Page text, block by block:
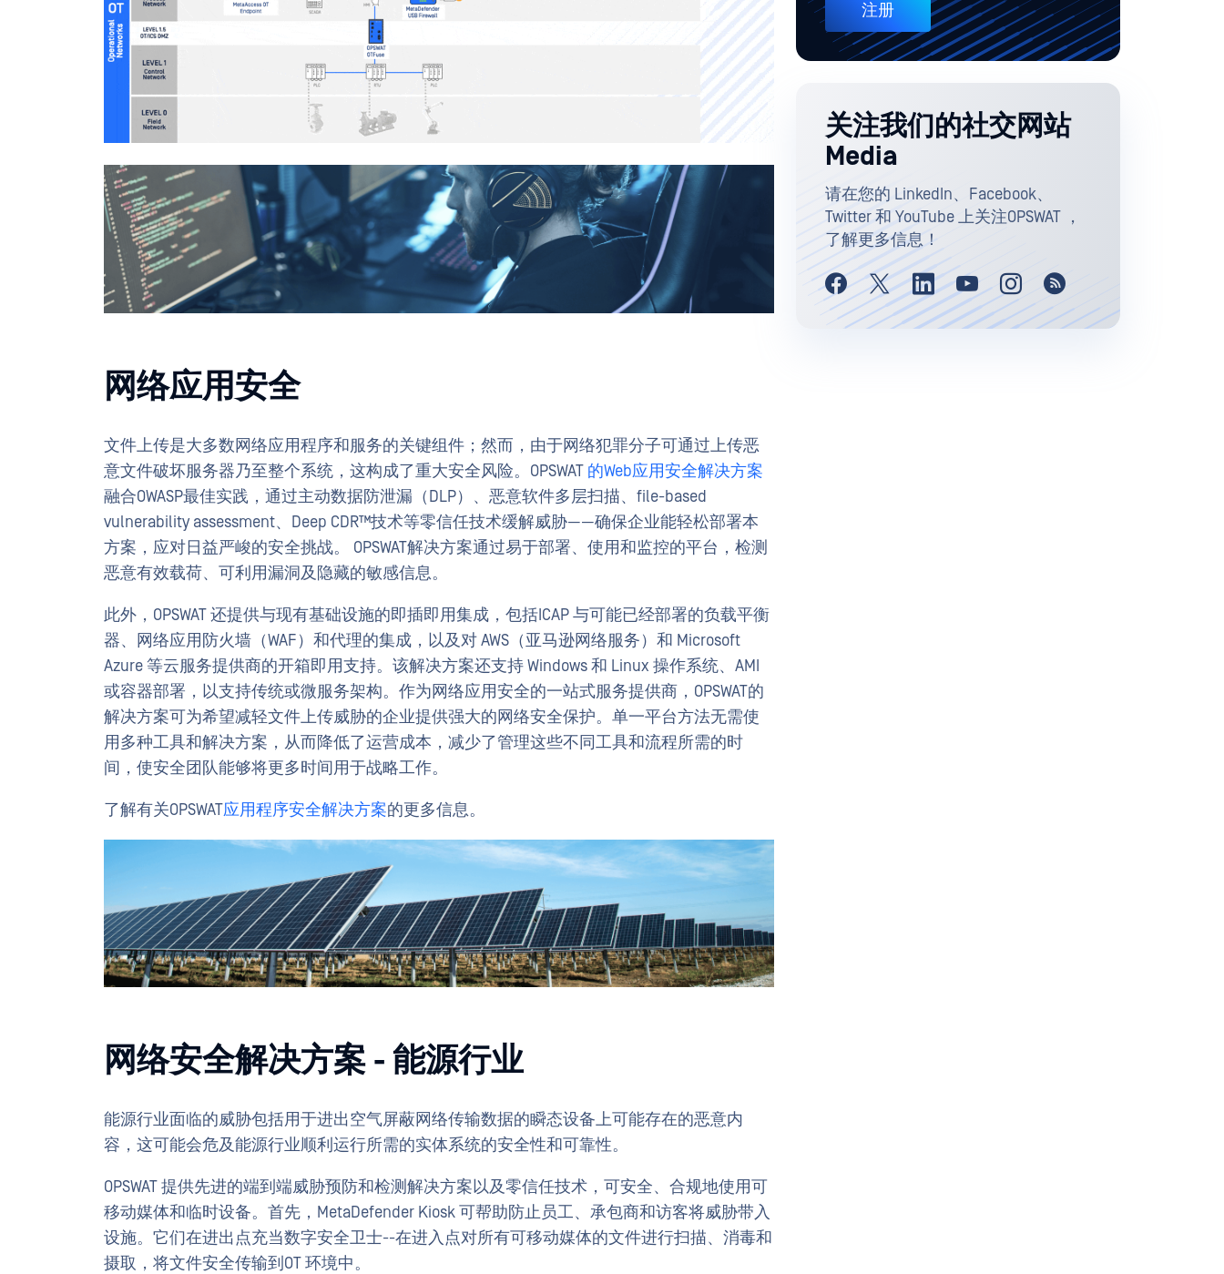
网络应用安全
文件上传是大多数网络应用程序和服务的关键组件；然而，由于网络犯罪分子可通过上传恶
意文件破坏服务器乃至整个系统，这构成了重大安全风险。OPSWAT 的Web应用安全解决方案
融合OWASP最佳实践，通过主动数据防泄漏（DLP）、恶意软件多层扫描、file-based
vulnerability assessment、Deep CDR™技术等零信任技术缓解威胁——确保企业能轻松部署本
方案，应对日益严峻的安全挑战。 OPSWAT解决方案通过易于部署、使用和监控的平台，检测
恶意有效载荷、可利用漏洞及隐藏的敏感信息。
此外，OPSWAT 还提供与现有基础设施的即插即用集成，包括ICAP 与可能已经部署的负载平衡
器、网络应用防火墙（WAF）和代理的集成，以及对 AWS（亚马逊网络服务）和 Microsoft
Azure 等云服务提供商的开箱即用支持。该解决方案还支持 Windows 和 Linux 操作系统、AMI
或容器部署，以支持传统或微服务架构。作为网络应用安全的一站式服务提供商，OPSWAT的
解决方案可为希望减轻文件上传威胁的企业提供强大的网络安全保护。单一平台方法无需使
用多种工具和解决方案，从而降低了运营成本，减少了管理这些不同工具和流程所需的时
间，使安全团队能够将更多时间用于战略工作。
了解有关OPSWAT应用程序安全解决方案的更多信息。
网络安全解决方案 - 能源行业
能源行业面临的威胁包括用于进出空气屏蔽网络传输数据的瞬态设备上可能存在的恶意内
容，这可能会危及能源行业顺利运行所需的实体系统的安全性和可靠性。
OPSWAT 提供先进的端到端威胁预防和检测解决方案以及零信任技术，可安全、合规地使用可
移动媒体和临时设备。首先，MetaDefender Kiosk 可帮助防止员工、承包商和访客将威胁带入
设施。它们在进出点充当数字安全卫士--在进入点对所有可移动媒体的文件进行扫描、消毒和
摄取，将文件安全传输到OT 环境中。
注册
关注我们的社交网站
Media
请在您的 LinkedIn、Facebook、
Twitter 和 YouTube 上关注OPSWAT ，
了解更多信息！